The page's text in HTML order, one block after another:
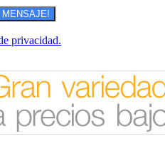
privacidad.